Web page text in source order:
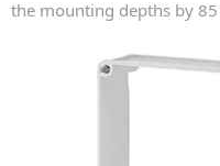
the mounting depths by